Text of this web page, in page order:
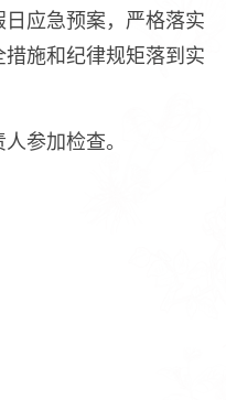
应急预案，严格落实
施和纪律规矩落到实
参加检查。